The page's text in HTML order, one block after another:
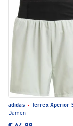
adidas ·
Terrex Xperior
Damen